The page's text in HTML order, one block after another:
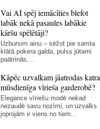
Vai AI spēj iemācīties blefot
labāk nekā pasaules labākie
kāršu spēlētāji?
Uzbursim ainu – sēžot pie samta
klātā pokera galda, pulss jūtami
paātrinās,...
Kāpēc uzvalkam jāatrodas katra
mūsdienīga vīrieša garderobē?
Elegance vīriešu modē nekad
nezaudē savu nozīmi, un uzvalks
joprojām ir viens no tiem...